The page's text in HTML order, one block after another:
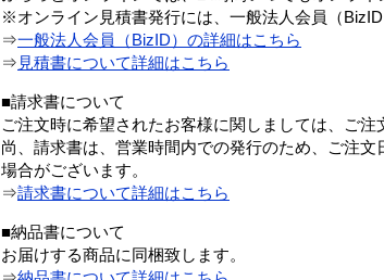
※オンライン見積書発行には、一般法人会員（BizID
⇒一般法人会員（BizID）の詳細はこちら
⇒ 見積書について詳細はこちら
■請求書について
ご注文時に希望されたお客様に関しましては、ご注
尚、請求書は、営業時間内での発行のため、ご注
場合がございます。
⇒請求書について詳細はこちら
■納品書について
お届けする商品に同梱致します。